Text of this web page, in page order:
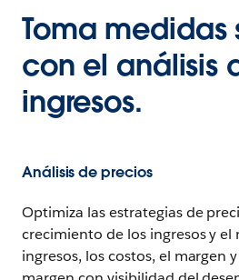
Toma medidas
con el análisis
ingresos.
Análisis de precios
Optimiza las estrategias de
crecimiento de los ingresos y el
ingresos, los costos, el margen